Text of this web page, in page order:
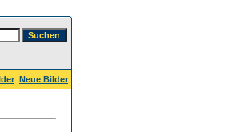
Neue Bilder